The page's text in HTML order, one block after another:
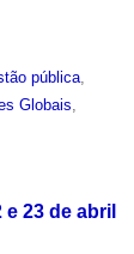
pública
Globais
23 de abril